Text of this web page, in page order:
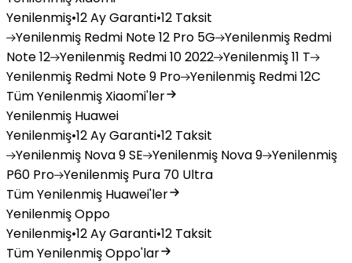
Yenilenmiş•12 Ay Garanti•12 Taksit
Yenilenmiş Redmi Note 12 Pro 5G Yenilenmiş Redmi
Note 12 Yenilenmiş Redmi 10 2022 Yenilenmiş11 T
Yenilenmiş Redmi Note 9 Pro Yenilenmiş Redmi 12C
Tüm Yenilenmiş Xiaomi'ler
Yenilenmiş Huawei
Yenilenmiş•12 Ay Garanti•12 Taksit
Yenilenmiş Nova 9 SE Yenilenmiş Nova 9 Yenilenmiş
P60 Pro Yenilenmiş Pura 70 Ultra
Tüm Yenilenmiş Huawei'ler
Yenilenmiş Oppo
Yenilenmiş•12 Ay Garanti•12 Taksit
Tüm Yenilenmiş Oppo'lar